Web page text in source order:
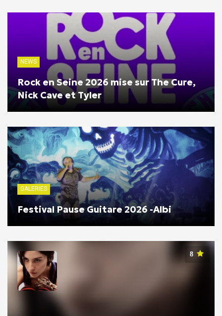
NEWS
Rock en Seine 2026 mise sur The Cure,
Nick Cave et Tyler
GALERIES
Festival Pause Guitare 2026 -Albi
8